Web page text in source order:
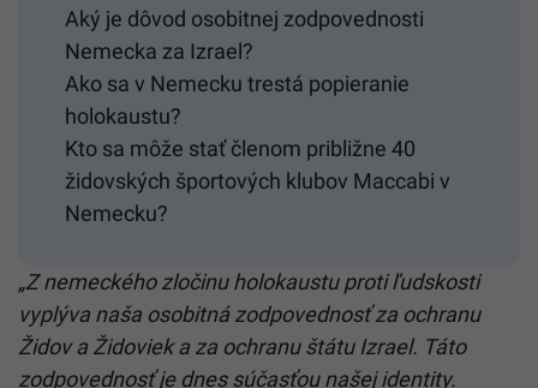
Aký je dôvod osobitnej zodpovednosti
Nemecka za Izrael?
Ako sa v Nemecku trestá popieranie
holokaustu?
Kto sa môže stať členom približne 40
židovských športových klubov Maccabi v
Nemecku?
„Z nemeckého zločinu holokaustu proti ľudskosti
vyplýva naša osobitná zodpovednosť za ochranu
Židov a Židoviek a za ochranu štátu Izrael. Táto
zodpovednosť je dnes súčasťou našej identity.